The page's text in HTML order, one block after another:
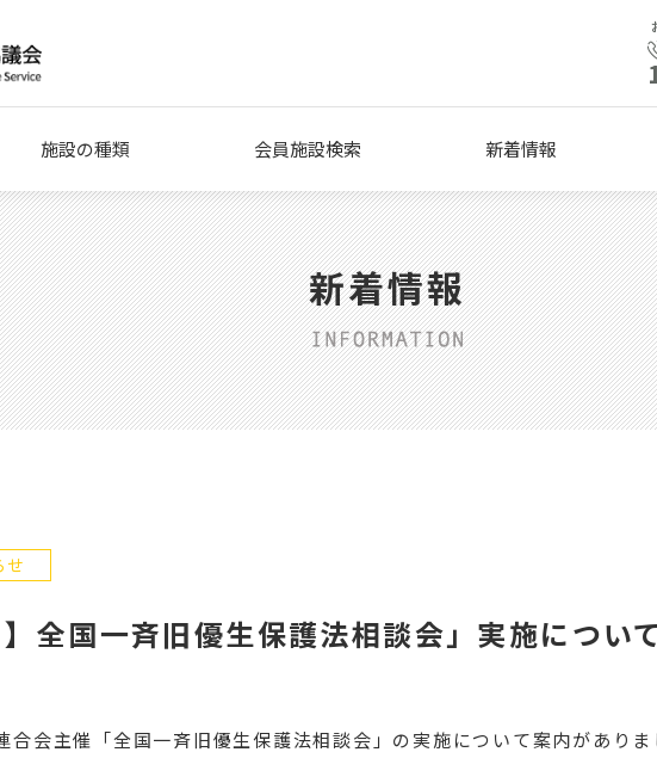
施設の種類 会員施設検索 新着情報
新着情報
せ
】全国一斉旧優生保護法相談会」実施について
合会主催「全国一斉旧優生保護法相談会」の実施について案内がありま